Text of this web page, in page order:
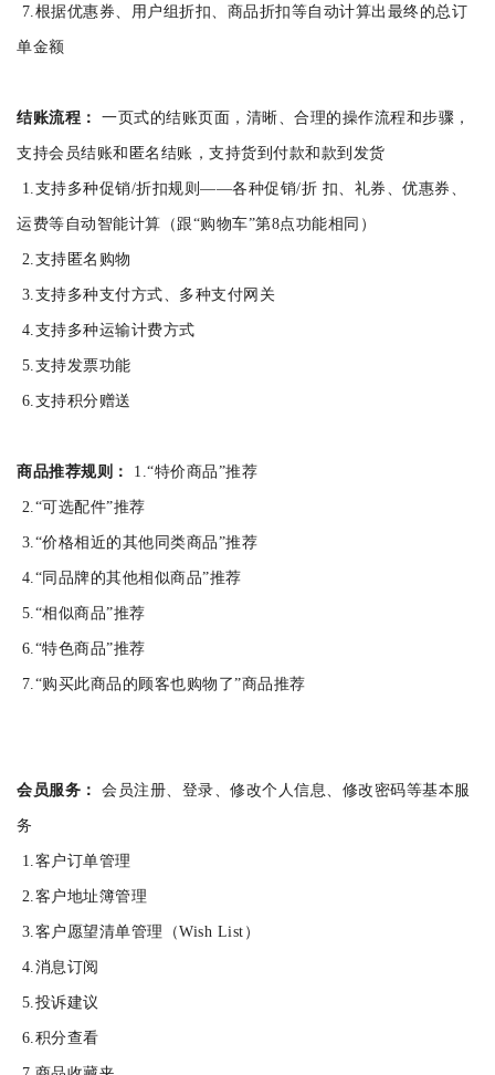
7.根据优惠券、用户组折扣、商品折扣等自动计算出最终的总订
单金额
结账流程： 一页式的结账页面，清晰、合理的操作流程和步骤，
支持会员结账和匿名结账，支持货到付款和款到发货
1.支持多种促销/折扣规则——各种促销/折 扣、礼券、优惠券、
运费等自动智能计算（跟“购物车”第8点功能相同）
2.支持匿名购物
3.支持多种支付方式、多种支付网关
4.支持多种运输计费方式
5.支持发票功能
6.支持积分赠送
商品推荐规则： 1.“特价商品”推荐
2.“可选配件”推荐
3.“价格相近的其他同类商品”推荐
4.“同品牌的其他相似商品”推荐
5.“相似商品”推荐
6.“特色商品”推荐
7.“购买此商品的顾客也购物了”商品推荐
会员服务： 会员注册、登录、修改个人信息、修改密码等基本服
务
1.客户订单管理
2.客户地址簿管理
3.客户愿望清单管理（Wish List）
4.消息订阅
5.投诉建议
6.积分查看